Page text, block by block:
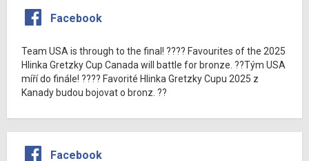
Facebook
Team USA is through to the final! ???? Favourites of the 2025
Hlinka Gretzky Cup Canada will battle for bronze. ??Tým USA
míří do finále! ???? Favorité Hlinka Gretzky Cupu 2025 z
Kanady budou bojovat o bronz. ??
Facebook